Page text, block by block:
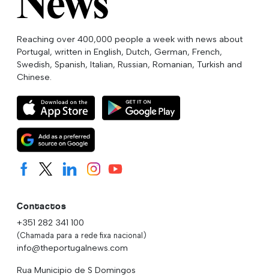
Reaching over 400,000 people a week with news about
Portugal, written in English, Dutch, German, French,
Swedish, Spanish, Italian, Russian, Romanian, Turkish and
Chinese.
Contactos
+351 282 341 100
(Chamada para a rede fixa nacional)
info@theportugalnews.com
Rua Municipio de S Domingos